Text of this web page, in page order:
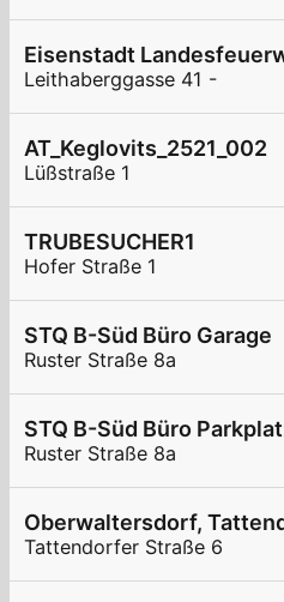
Eisenstadt
Leithaberggasse 41 -
AT_Keglovits_2521_002
Lüßstraße 1
TRUBESUCHER1
Hofer Straße 1
STQ B-Süd Büro Garage
Ruster Straße 8a
STQ B-Süd Büro
Ruster Straße 8a
Oberwaltersdorf,
Tattendorfer Straße 6